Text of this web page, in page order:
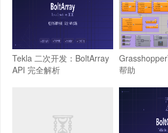
Tekla 二次开发：BoltArray
API 完全解析
帮助